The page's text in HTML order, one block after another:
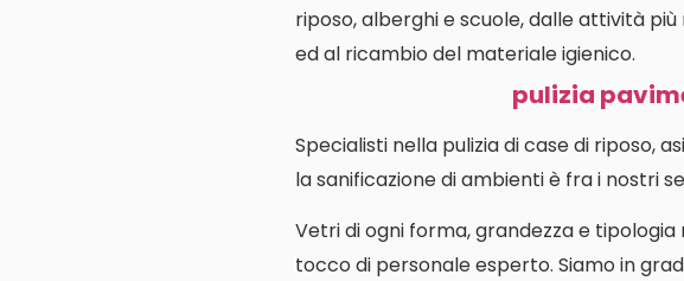
riposo, alberghi e scuole, dalle attività
ed al ricambio del materiale igienico.
pulizia
Specialisti nella pulizia di case di riposo,
la sanificazione di ambienti è fra i nostri
Vetri di ogni forma, grandezza e
tocco di personale esperto. Siamo in